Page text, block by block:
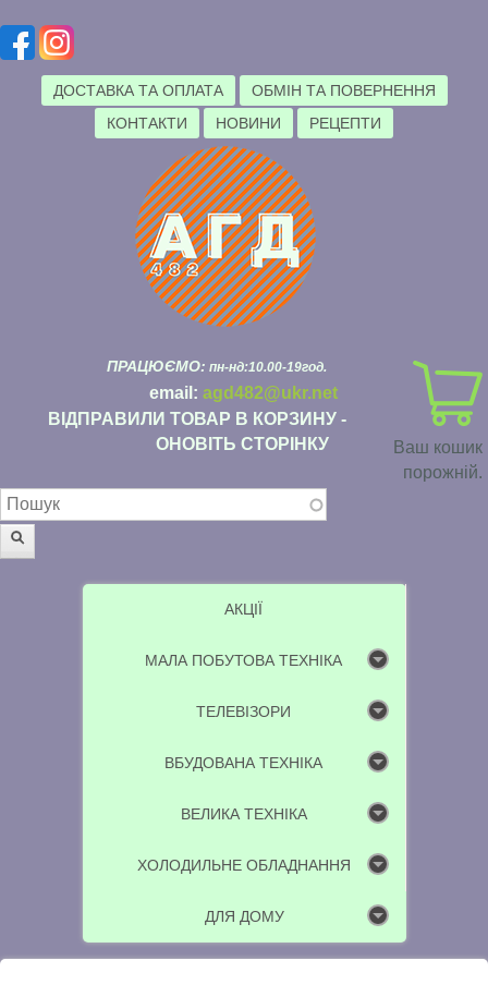
ДОСТАВКА ТА ОПЛАТА
ОБМІН ТА ПОВЕРНЕННЯ
КОНТАКТИ
НОВИНИ РЕЦЕПТИ
Ваш кошик
порожній.
ПРАЦЮЄМО: пн-нд:10.00-19год.
email: agd482@ukr.net
ВІДПРАВИЛИ ТОВАР В КОРЗИНУ -
ОНОВІТЬ СТОРІНКУ
Пошукова форма
АКЦІЇ
МАЛА ПОБУТОВА ТЕХНІКА
ТЕЛЕВІЗОРИ
ВБУДОВАНА ТЕХНІКА
ВЕЛИКА ТЕХНІКА
ХОЛОДИЛЬНЕ ОБЛАДНАННЯ
ДЛЯ ДОМУ